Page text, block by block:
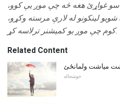
غواړئ هغه څه چې موږ یې کوو،
لینکونو له لارې مرسته وکړو،
کوم چې موږ یو کمیشنر ترلاسه کړ.
Related Content
میاشت ولمانځئ
خوشحاله